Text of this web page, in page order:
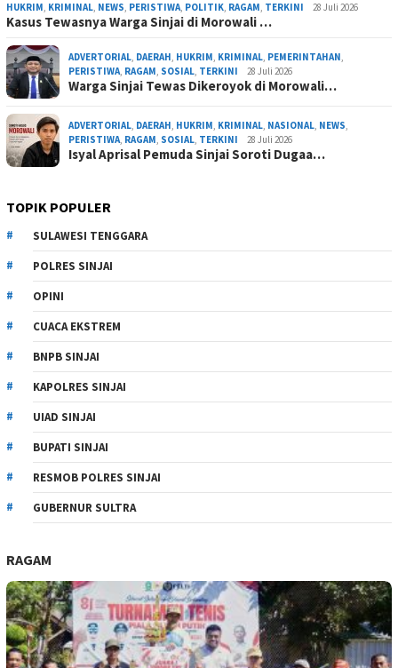
HUKRIM, KRIMINAL, NEWS, PERISTIWA, POLITIK, RAGAM, TERKINI 28 Juli 2026
Kasus Tewasnya Warga Sinjai di Morowali …
ADVERTORIAL, DAERAH, HUKRIM, KRIMINAL, PEMERINTAHAN,
PERISTIWA, RAGAM, SOSIAL, TERKINI 28 Juli 2026
Warga Sinjai Tewas Dikeroyok di Morowali…
ADVERTORIAL, DAERAH, HUKRIM, KRIMINAL, NASIONAL, NEWS,
PERISTIWA, RAGAM, SOSIAL, TERKINI 28 Juli 2026
Isyal Aprisal Pemuda Sinjai Soroti Dugaa…
TOPIK POPULER
SULAWESI TENGGARA
POLRES SINJAI
OPINI
CUACA EKSTREM
BNPB SINJAI
KAPOLRES SINJAI
UIAD SINJAI
BUPATI SINJAI
RESMOB POLRES SINJAI
GUBERNUR SULTRA
RAGAM